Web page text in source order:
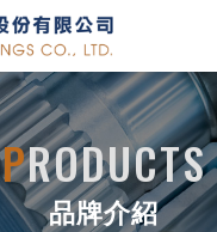
PRODUCTS
品牌介紹